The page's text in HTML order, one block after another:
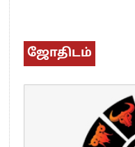
ஜோதிடம்